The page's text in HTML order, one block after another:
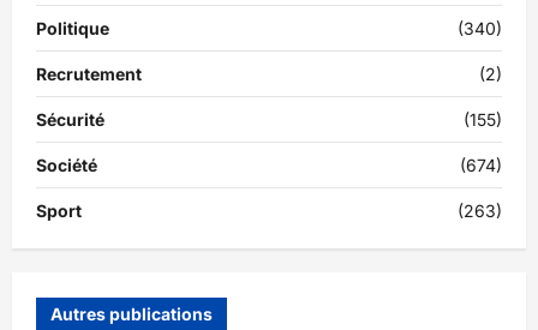
Politique (340)
Recrutement (2)
Sécurité (155)
Société (674)
Sport (263)
Autres publications